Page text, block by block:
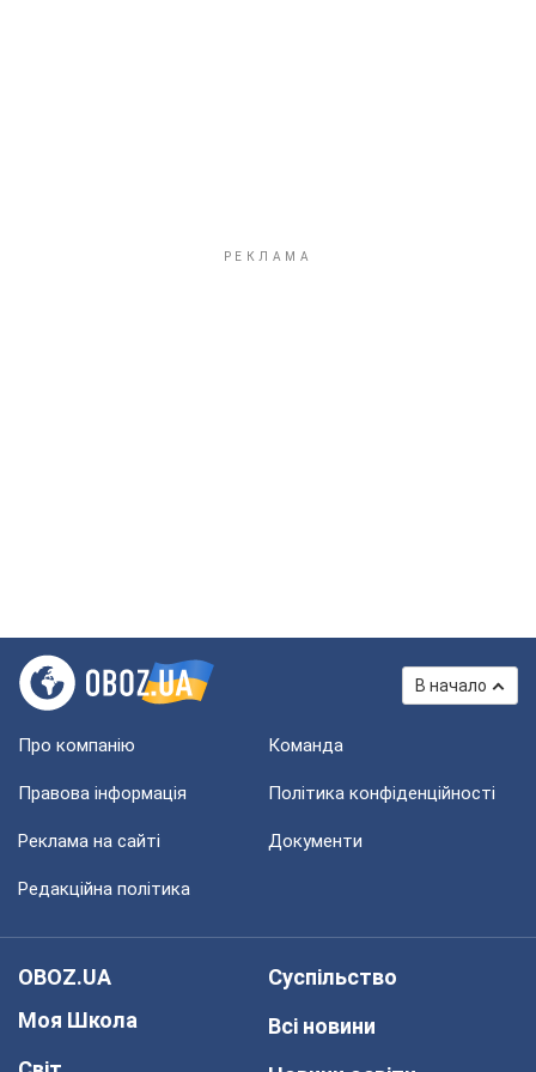
В начало
Про компанію Команда
Правова інформація Політика конфіденційності
Реклама на сайті Документи
Редакційна політика
OBOZ.UA
Моя Школа
Суспільство
Всі новини